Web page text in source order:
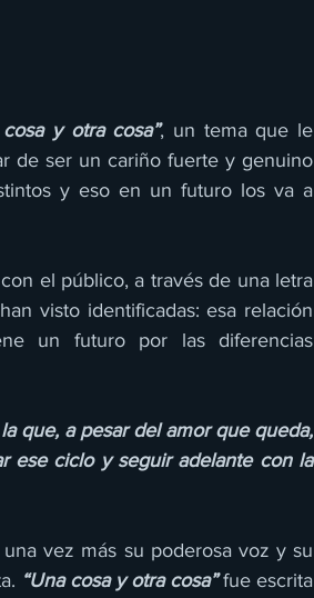
cosa y otra cosa”, un tema que le
de ser un cariño fuerte y genuino
y eso en un futuro los va a
el público, a través de una letra
visto identificadas: esa relación
un futuro por las diferencias
que, a pesar del amor que queda,
ese ciclo y seguir adelante con la
vez más su poderosa voz y su
“Una cosa y otra cosa” fue escrita